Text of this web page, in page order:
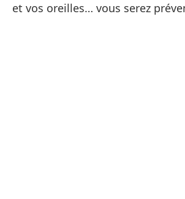
et vos oreilles… vous serez